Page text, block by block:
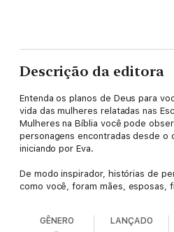
Descrição da editora
Entenda os planos de Deus para
vida das mulheres relatadas nas
Mulheres na Bíblia você pode
personagens encontradas desde o
iniciando por Eva.
De modo inspirador, histórias de
como você, foram mães, esposas,
lições ao longo de suas vidas.
GÊNERO LANÇADO